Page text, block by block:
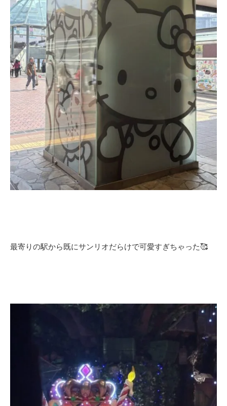
最寄りの駅から既にサンリオだらけで可愛すぎちゃった🥰